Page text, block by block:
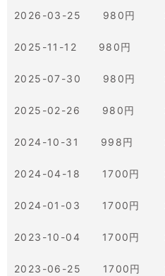
2026-03-25 980円
2025-11-12 980円
2025-07-30 980円
2025-02-26 980円
2024-10-31 998円
2024-04-18 1700円
2024-01-03 1700円
2023-10-04 1700円
2023-06-25 1700円